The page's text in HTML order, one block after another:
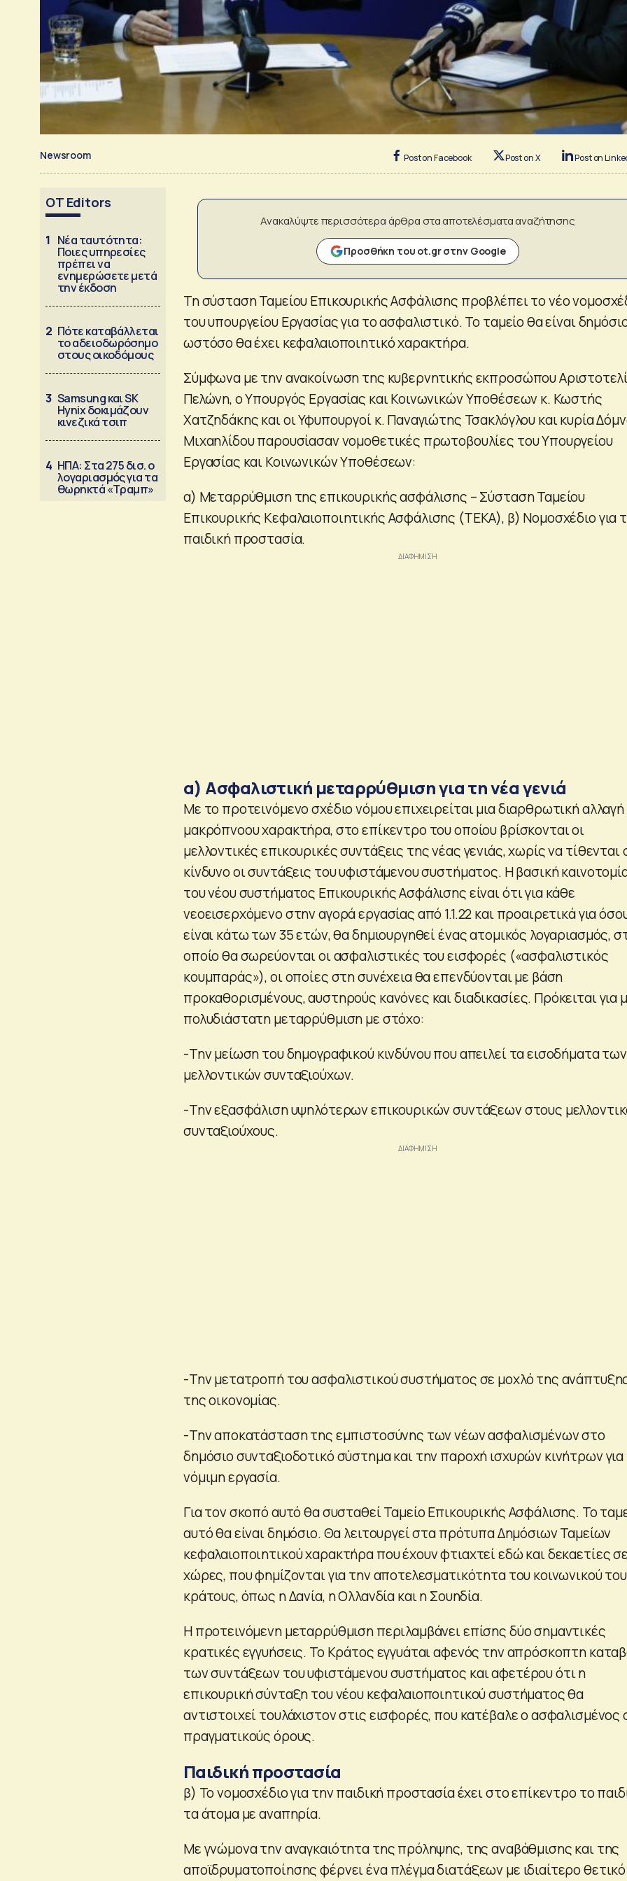
Newsroom Post on Facebook Post on X Post on
OT Editors
1 Νέα ταυτότητα:
Ποιες υπηρεσίες
πρέπει να
ενημερώσετε μετά
την έκδοση
2 Πότε καταβάλλεται
το αδειοδωρόσημο
στους οικοδόμους
3 Samsung και SK
Hynix δοκιμάζουν
κινεζικά τσιπ
4 ΗΠΑ: Στα 275 δισ. ο
λογαριασμός για τα
θωρηκτά «Τραμπ»
Ανακαλύψτε περισσότερα άρθρα στα αποτελέσματα αναζήτησης
Προσθήκη του ot.gr στην Google
Τη σύσταση Ταμείου Επικουρικής Ασφάλισης προβλέπει το νέο
του υπουργείου Εργασίας για το ασφαλιστικό. Το ταμείο θα είναι
ωστόσο θα έχει κεφαλαιοποιητικό χαρακτήρα.
Σύμφωνα με την ανακοίνωση της κυβερνητικής εκπροσώπου
Πελώνη, ο Υπουργός Εργασίας και Κοινωνικών Υποθέσεων κ. Κωστής
Χατζηδάκης και οι Υφυπουργοί κ. Παναγιώτης Τσακλόγλου και κυρία
Μιχαηλίδου παρουσίασαν νομοθετικές πρωτοβουλίες του Υπουργείου
Εργασίας και Κοινωνικών Υποθέσεων:
α) Μεταρρύθμιση της επικουρικής ασφάλισης – Σύσταση Ταμείου
Επικουρικής Κεφαλαιοποιητικής Ασφάλισης (ΤΕΚΑ), β) Νομοσχέδιο για
παιδική προστασία.
α) Ασφαλιστική μεταρρύθμιση για τη νέα γενιά
Με το προτεινόμενο σχέδιο νόμου επιχειρείται μια διαρθρωτική αλλαγή
μακρόπνοου χαρακτήρα, στο επίκεντρο του οποίου βρίσκονται οι
μελλοντικές επικουρικές συντάξεις της νέας γενιάς, χωρίς να τίθενται
κίνδυνο οι συντάξεις του υφιστάμενου συστήματος. Η βασική
του νέου συστήματος Επικουρικής Ασφάλισης είναι ότι για κάθε
νεοεισερχόμενο στην αγορά εργασίας από 1.1.22 και προαιρετικά για
είναι κάτω των 35 ετών, θα δημιουργηθεί ένας ατομικός λογαριασμός,
οποίο θα σωρεύονται οι ασφαλιστικές του εισφορές («ασφαλιστικός
κουμπαράς»), οι οποίες στη συνέχεια θα επενδύονται με βάση
προκαθορισμένους, αυστηρούς κανόνες και διαδικασίες. Πρόκειται για
πολυδιάστατη μεταρρύθμιση με στόχο:
-Την μείωση του δημογραφικού κινδύνου που απειλεί τα εισοδήματα των
μελλοντικών συνταξιούχων.
-Την εξασφάλιση υψηλότερων επικουρικών συντάξεων στους
συνταξιούχους.
-Την μετατροπή του ασφαλιστικού συστήματος σε μοχλό της
της οικονομίας.
-Την αποκατάσταση της εμπιστοσύνης των νέων ασφαλισμένων στο
δημόσιο συνταξιοδοτικό σύστημα και την παροχή ισχυρών κινήτρων για
νόμιμη εργασία.
Για τον σκοπό αυτό θα συσταθεί Ταμείο Επικουρικής Ασφάλισης. To
αυτό θα είναι δημόσιο. Θα λειτουργεί στα πρότυπα Δημόσιων Ταμείων
κεφαλαιοποιητικού χαρακτήρα που έχουν φτιαχτεί εδώ και δεκαετίες σε
χώρες, που φημίζονται για την αποτελεσματικότητα του κοινωνικού
κράτους, όπως η Δανία, η Ολλανδία και η Σουηδία.
Η προτεινόμενη μεταρρύθμιση περιλαμβάνει επίσης δύο σημαντικές
κρατικές εγγυήσεις. Το Κράτος εγγυάται αφενός την απρόσκοπτη
των συντάξεων του υφιστάμενου συστήματος και αφετέρου ότι η
επικουρική σύνταξη του νέου κεφαλαιοποιητικού συστήματος θα
αντιστοιχεί τουλάχιστον στις εισφορές, που κατέβαλε ο ασφαλισμένος
πραγματικούς όρους.
Παιδική προστασία
β) Το νομοσχέδιο για την παιδική προστασία έχει στο επίκεντρο το
τα άτομα με αναπηρία.
Με γνώμονα την αναγκαιότητα της πρόληψης, της αναβάθμισης και της
αποϊδρυματοποίησης φέρνει ένα πλέγμα διατάξεων με ιδιαίτερο θετικό